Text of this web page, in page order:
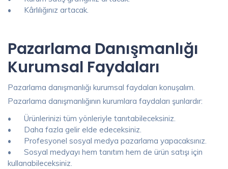
•
Kârlılığınız artacak.
Pazarlama Danışmanlığı
Kurumsal Faydaları
Pazarlama danışmanlığı kurumsal faydaları konuşalım.
Pazarlama danışmanlığının kurumlara faydaları şunlardır:
•
Ürünlerinizi tüm yönleriyle tanıtabileceksiniz.
•
Daha fazla gelir elde edeceksiniz.
•
Profesyonel sosyal medya pazarlama yapacaksınız.
•
Sosyal medyayı hem tanıtım hem de ürün satışı için
kullanabileceksiniz.